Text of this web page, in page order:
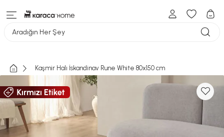
Aradığın Her Şey
Kaşmir Halı İskandinav Rune White 80x150 cm